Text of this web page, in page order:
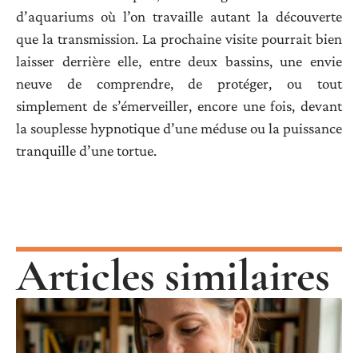
d’aquariums où l’on travaille autant la découverte
que la transmission. La prochaine visite pourrait bien
laisser derrière elle, entre deux bassins, une envie
neuve de comprendre, de protéger, ou tout
simplement de s’émerveiller, encore une fois, devant
la souplesse hypnotique d’une méduse ou la puissance
tranquille d’une tortue.
Articles similaires